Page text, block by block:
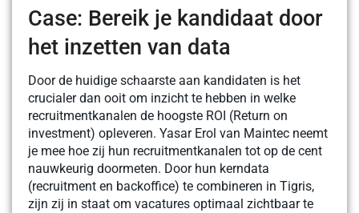
Case: Bereik je kandidaat door
het inzetten van data
Door de huidige schaarste aan kandidaten is het
crucialer dan ooit om inzicht te hebben in welke
recruitmentkanalen de hoogste ROI (Return on
investment) opleveren. Yasar Erol van Maintec neemt
je mee hoe zij hun recruitmentkanalen tot op de cent
nauwkeurig doormeten. Door hun kerndata
(recruitment en backoffice) te combineren in Tigris,
zijn zij in staat om vacatures optimaal zichtbaar te